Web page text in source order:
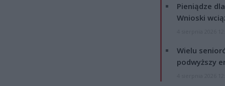
Pieniądze
Wnioski
Wielu
podwyższy